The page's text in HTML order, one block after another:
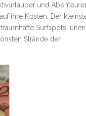
und
ihre Kosten. Der
Surfspots,
Strände der